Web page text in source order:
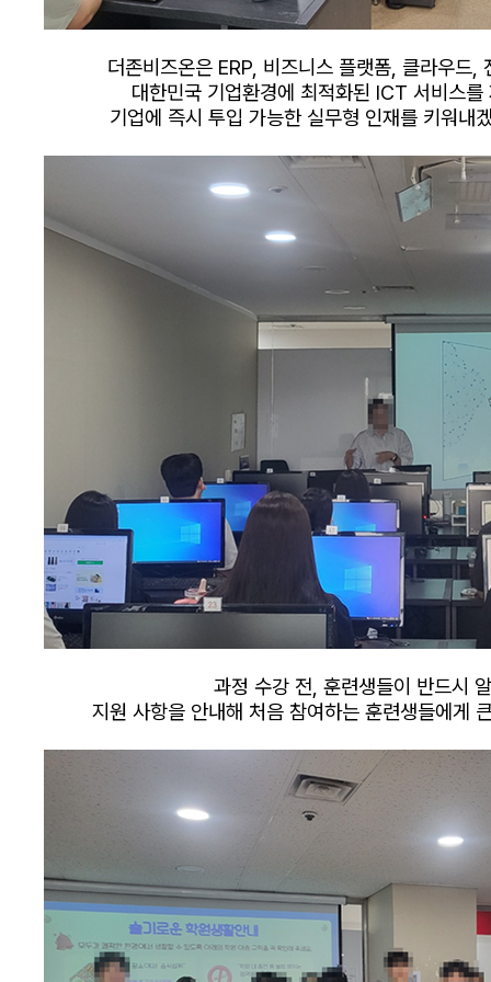
더존비즈온은 ERP, 비즈니스 플랫폼, 클라우드,
대한민국 기업환경에 최적화된 ICT 서비스를
기업에 즉시 투입 가능한 실무형 인재를 키워내
과정 수강 전, 훈련생들이 반드시
지원 사항을 안내해 처음 참여하는 훈련생들에게